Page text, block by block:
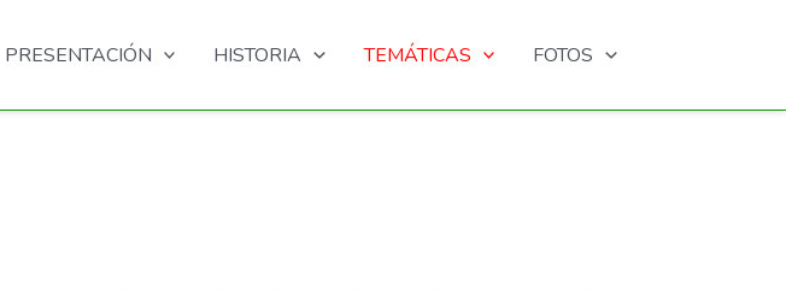
PRESENTACIÓN HISTORIA TEMÁTICAS FOTOS